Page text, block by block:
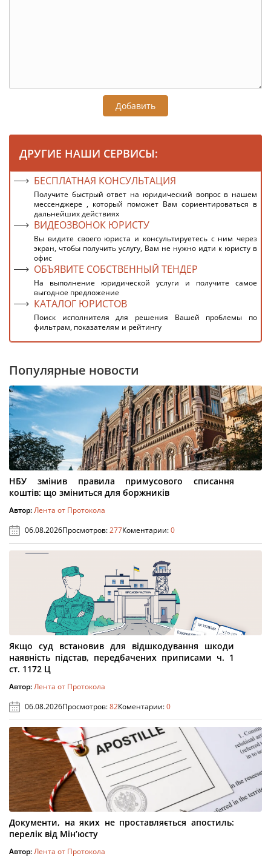
Добавить
ДРУГИЕ НАШИ СЕРВИСЫ:
БЕСПЛАТНАЯ КОНСУЛЬТАЦИЯ
Получите быстрый ответ на юридический вопрос в нашем
мессенджере , который поможет Вам сориентироваться в
дальнейших действиях
ВИДЕОЗВОНОК ЮРИСТУ
Вы видите своего юриста и консультируетесь с ним через
экран, чтобы получить услугу, Вам не нужно идти к юристу в
офис
ОБЪЯВИТЕ СОБСТВЕННЫЙ ТЕНДЕР
На выполнение юридической услуги и получите самое
выгодное предложение
КАТАЛОГ ЮРИСТОВ
Поиск исполнителя для решения Вашей проблемы по
фильтрам, показателям и рейтингу
Популярные новости
НБУ змінив правила примусового списання
коштів: що зміниться для боржників
Автор:Лента от Протокола
06.08.2026Просмотров:277Коментарии:0
Якщо суд встановив для відшкодування шкоди
наявність підстав, передбачених приписами ч. 1
ст. 1172 Ц
Автор:Лента от Протокола
06.08.2026Просмотров:82Коментарии:0
Документи, на яких не проставляється апостиль:
перелік від Мін’юсту
Автор:Лента от Протокола